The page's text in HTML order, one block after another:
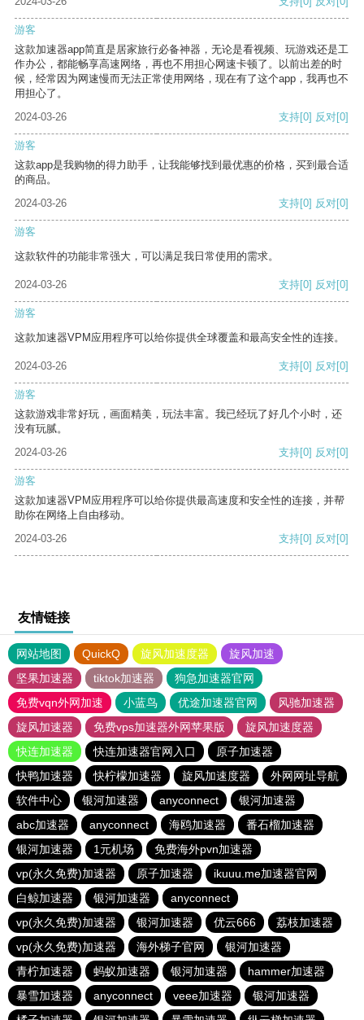
游客
这款加速器app简直是居家旅行必备神器，无论是看视频、玩游戏还是工
作办公，都能畅享高速网络，再也不用担心网速卡顿了。以前出差的时
候，经常因为网速慢而无法正常使用网络，现在有了这个app，我再也不
用担心了。
2024-03-26
支持[0] 反对[0]
游客
这款app是我购物的得力助手，让我能够找到最优惠的价格，买到最合适
的商品。
2024-03-26
支持[0] 反对[0]
游客
这款软件的功能非常强大，可以满足我日常使用的需求。
2024-03-26 支持[0] 反对[0]
游客
这款加速器VPM应用程序可以给你提供全球覆盖和最高安全性的连接。
2024-03-26 支持[0] 反对[0]
游客
这款游戏非常好玩，画面精美，玩法丰富。我已经玩了好几个小时，还
没有玩腻。
2024-03-26
支持[0] 反对[0]
游客
这款加速器VPM应用程序可以给你提供最高速度和安全性的连接，并帮
助你在网络上自由移动。
2024-03-26
支持[0] 反对[0]
友情链接
网站地图 QuickQ 旋风加速度器
旋风加速
坚果加速器
tiktok加速器
狗急加速器官网
免费vqn外网加速
小蓝鸟 优途加速器官网
风驰加速器
旋风加速器
免费vps加速器外网苹果版
旋风加速度器
快连加速器
快连加速器官网入口
原子加速器
快鸭加速器
快柠檬加速器 旋风加速度器
外网网址导航
软件中心
银河加速器 anyconnect
银河加速器
abc加速器
anyconnect 海鸥加速器
番石榴加速器
银河加速器
1元机场
免费海外pvn加速器
vp(永久免费)加速器
原子加速器
ikuuu.me加速器官网
白鲸加速器
银河加速器
anyconnect
vp(永久免费)加速器
银河加速器 优云666
荔枝加速器
vp(永久免费)加速器
海外梯子官网
银河加速器
青柠加速器
蚂蚁加速器 银河加速器
hammer加速器
暴雪加速器
anyconnect veee加速器
银河加速器